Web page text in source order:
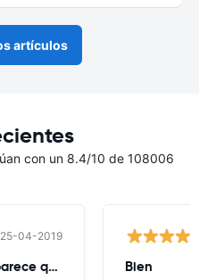
artículos
con un 8.4/10 de 108006
25-04-2019
Fenomenal. Aunque me parece que Bien